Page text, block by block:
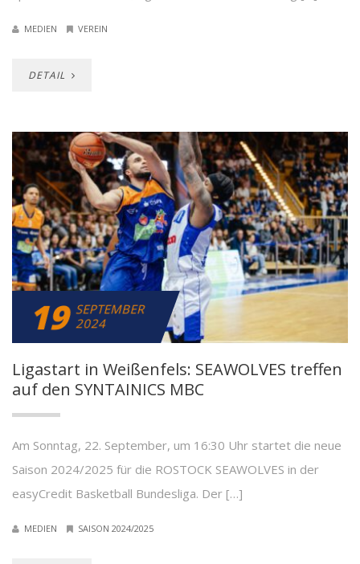
MEDIEN VEREIN
DETAIL
19 SEPTEMBER
2024
Ligastart in Weißenfels: SEAWOLVES treffen
auf den SYNTAINICS MBC
Am Sonntag, 22. September, um 16:30 Uhr startet die neue
Saison 2024/2025 für die ROSTOCK SEAWOLVES in der
easyCredit Basketball Bundesliga. Der […]
MEDIEN SAISON 2024/2025